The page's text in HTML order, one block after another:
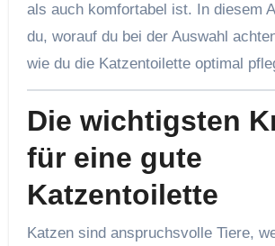
als auch komfortabel ist. In diesem
du, worauf du bei der Auswahl
wie du die Katzentoilette optimal
Die wichtigsten
für eine gute
Katzentoilette
Katzen sind anspruchsvolle Tiere,